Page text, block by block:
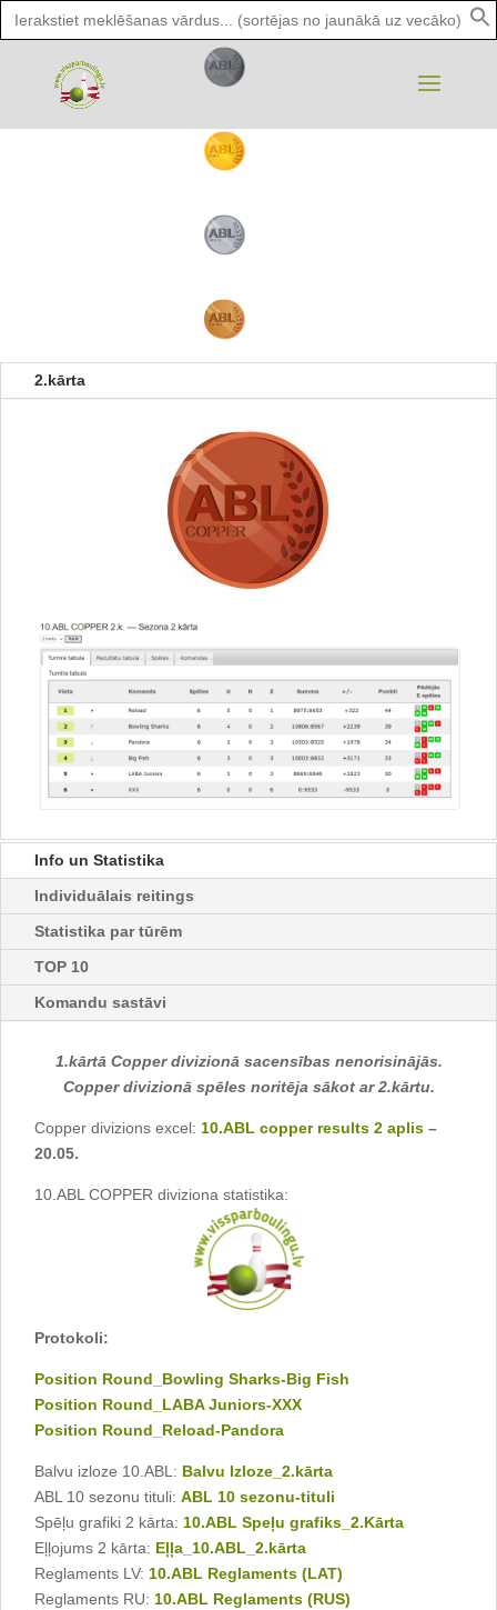
Search
for:
2.kārta
Info un Statistika
Individuālais reitings
Statistika par tūrēm
TOP 10
Komandu sastāvi
1.kārtā Copper divizionā sacensības nenorisinājās.
Copper divizionā spēles noritēja sākot ar 2.kārtu.
Copper divizions excel: 10.ABL copper results 2 aplis –
20.05.
10.ABL COPPER diviziona statistika:
Protokoli:
Position Round_Bowling Sharks-Big Fish
Position Round_LABA Juniors-XXX
Position Round_Reload-Pandora
Balvu izloze 10.ABL: Balvu Izloze_2.kārta
ABL 10 sezonu tituli: ABL 10 sezonu-tituli
Spēļu grafiki 2 kārta: 10.ABL Speļu grafiks_2.Kārta
Eļļojums 2 kārta: Eļļa_10.ABL_2.kārta
Reglaments LV: 10.ABL Reglaments (LAT)
Reglaments RU: 10.ABL Reglaments (RUS)